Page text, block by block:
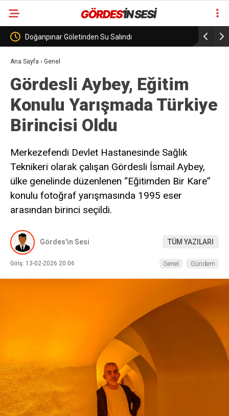
Görenez Mevkiinde Hafriyat Kamyonu Devrildi
Ana Sayfa › Genel
Gördesli Aybey, Eğitim
Konulu Yarışmada Türkiye
Birincisi Oldu
Merkezefendi Devlet Hastanesinde Sağlık
Teknikeri olarak çalışan Gördesli İsmail Aybey,
ülke genelinde düzenlenen “Eğitimden Bir Kare”
konulu fotoğraf yarışmasında 1995 eser
arasından birinci seçildi.
Gördes'in Sesi TÜM YAZILARI
Giriş: 13-02-2026 20:06 Genel Gündem